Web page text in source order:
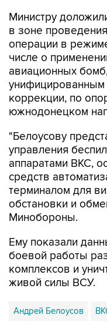
Министру
в зоне
операции в
числе о
авиационных
унифицированным
коррекции, по
южнодонецком
"Белоусову
управления
аппаратами ВКС,
средств
терминалом для
обстановки и
Минобороны.
Ему показали
боевой работы
комплексов и
живой силы ВСУ.
Андрей Белоусов